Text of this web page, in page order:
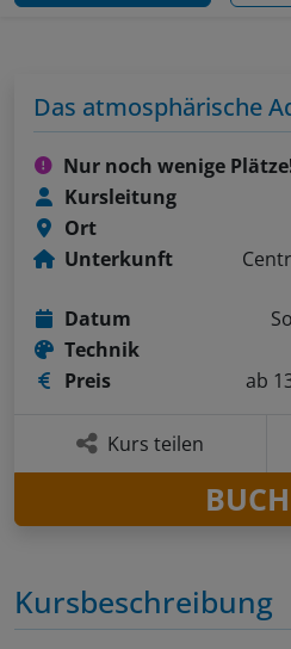
Kursbeschreibung
Das atmosphärische
Nur noch wenige
Kursleitung
Ort
Unterkunft
Datum
Technik
Preis
ab
Kurs teilen